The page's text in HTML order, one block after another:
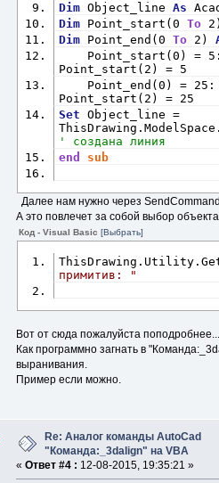
Dim Object_line As
Dim Point_start(0 To
Dim Point_end(0 To 2)
Point_start(0) = 5:
Point_start(2) = 5
Point_end(0) = 25:
Point_start(2) = 25
Set Object_line =
' создана линия
end
sub
Далее нам нужно через
А это повлечет за собой выбор
Код - Visual Basic [Выбрать]
примитив: "
Вот от сюда пожалуйста
Как программно загнать в
выранивания.
Пример если можно.
Re: Аналог команды AutoCad
"Команда:_3dalign" на VBA
« Ответ #4 : 12-08-2015, 19:35:21 »